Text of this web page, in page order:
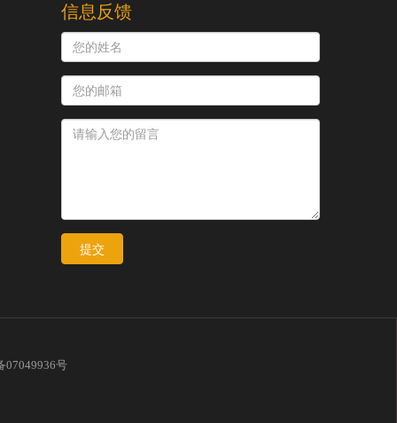
信息反馈
提交
07049936号